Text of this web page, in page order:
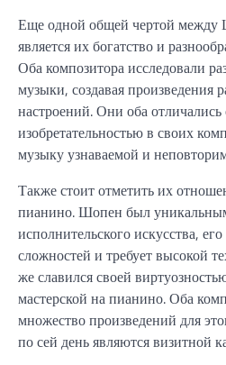
Еще одной общей чертой
является их богатство и
Оба композитора исследовали
музыки, создавая произведения
настроений. Они оба
изобретательностью в своих
музыку узнаваемой и
Также стоит отметить их
пианино. Шопен был
исполнительского искусства,
сложностей и требует высокой
же славился своей
мастерской на пианино. Оба
множество произведений для
по сей день являются визитной